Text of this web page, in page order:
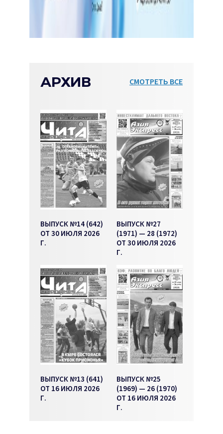
АРХИВ СМОТРЕТЬ ВСЕ
ВЫПУСК №14 (642)
ОТ 30 ИЮЛЯ 2026
Г.
ВЫПУСК №27
(1971) — 28 (1972)
ОТ 30 ИЮЛЯ 2026
Г.
ВЫПУСК №13 (641)
ОТ 16 ИЮЛЯ 2026
Г.
ВЫПУСК №25
(1969) — 26 (1970)
ОТ 16 ИЮЛЯ 2026
Г.